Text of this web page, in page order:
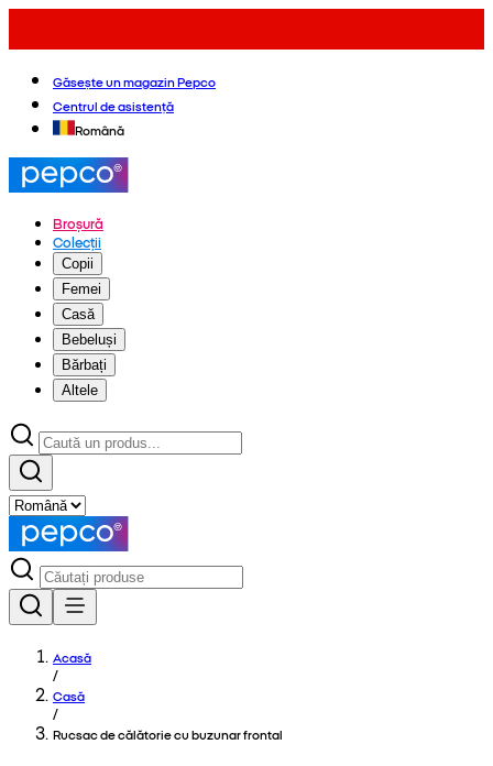
Găsește un magazin Pepco
Centrul de asistență
Română
Broșură
Colecții
Copii
Femei
Casă
Bebeluși
Bărbați
Altele
Acasă
/
Casă
/
Rucsac de călătorie cu buzunar frontal